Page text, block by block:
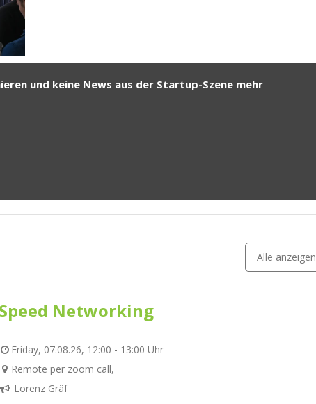
und keine News aus der Startup-Szene mehr
Alle anzeigen
Speed Networking
Friday, 07.08.26, 12:00 - 13:00 Uhr
Remote per zoom call,
Lorenz Gräf